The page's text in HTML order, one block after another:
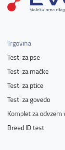
Trgovina
Testi za pse
Testi za mačke
Testi za ptice
Testi za govedo
Komplet za odvzem
Breed ID test